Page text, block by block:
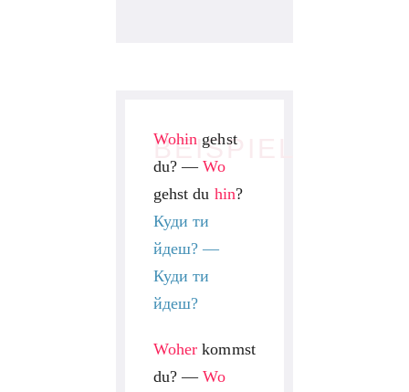
BEISPIEL
Wohin gehst
du? —Wo
gehst du hin?
Куди ти
йдеш? —
Куди ти
йдеш?
Woher kommst
du? —Wo